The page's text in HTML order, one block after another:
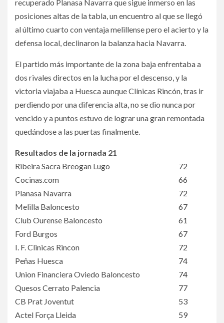
recuperado Planasa Navarra que sigue inmerso en las
posiciones altas de la tabla, un encuentro al que se llegó
al último cuarto con ventaja melillense pero el acierto y la
defensa local, declinaron la balanza hacia Navarra.
El partido más importante de la zona baja enfrentaba a
dos rivales directos en la lucha por el descenso, y la
victoria viajaba a Huesca aunque Clínicas Rincón, tras ir
perdiendo por una diferencia alta, no se dio nunca por
vencido y a puntos estuvo de lograr una gran remontada
quedándose a las puertas finalmente.
Resultados de la jornada 21
Ribeira Sacra Breogan Lugo
Cocinas.com
72
66
Planasa Navarra
Melilla Baloncesto
72
67
Club Ourense Baloncesto
Ford Burgos
61
67
I. F. Clinicas Rincon
Peñas Huesca
72
74
Union Financiera Oviedo Baloncesto
Quesos Cerrato Palencia
74
77
CB Prat Joventut
Actel Força Lleida
53
59